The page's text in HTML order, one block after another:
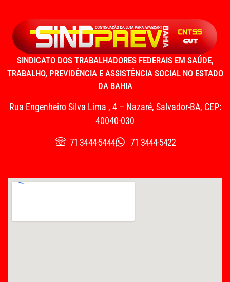
SINDICATO DOS TRABALHADORES FEDERAIS EM SAÚDE,
TRABALHO, PREVIDÊNCIA E ASSISTÊNCIA SOCIAL NO ESTADO
DA BAHIA
Rua Engenheiro Silva Lima , 4 – Nazaré, Salvador-BA, CEP:
40040-030
71 3444-5444
71 3444-5422